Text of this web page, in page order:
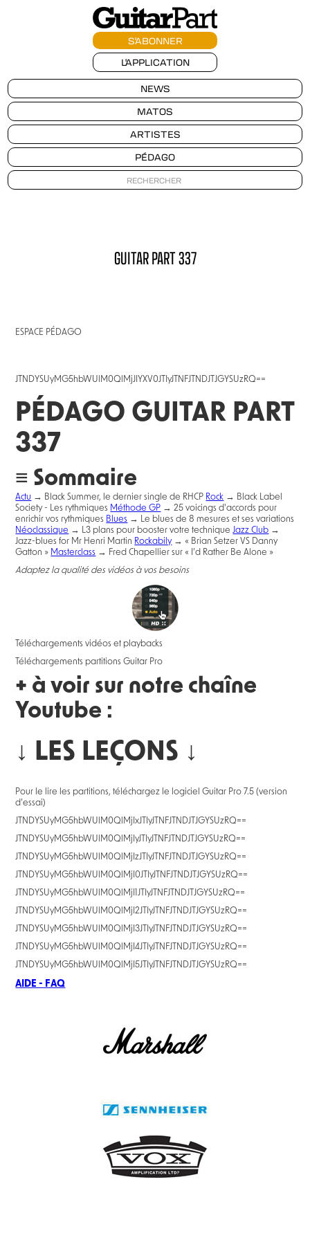
S'ABONNER
L'APPLICATION
NEWS
MATOS
ARTISTES
PÉDAGO
GUITAR PART 337
ESPACE PÉDAGO
JTNDYSUyMG5hbWUlM0QlMjJIYXV0JTIyJTNFJTNDJTJGYSUzRQ==
PÉDAGO GUITAR PART
337
≡ Sommaire
Actu → Black Summer, le dernier single de RHCP Rock → Black Label
Society - Les rythmiques Méthode GP → 25 voicings d'accords pour
enrichir vos rythmiques Blues → Le blues de 8 mesures et ses variations
Néoclassique → L3 plans pour booster votre techniqueJazz Club →
Jazz-blues for Mr Henri Martin Rockabily→ « Brian Setzer VS Danny
Gatton » Masterclass → Fred Chapellier sur « I’d Rather Be Alone »
Adaptez la qualité des vidéos à vos besoins
Téléchargements vidéos et playbacks
Téléchargements partitions Guitar Pro
+ à voir sur notre chaîne
Youtube :
↓ LES LEÇONS ↓
Pour le lire les partitions, téléchargez le logiciel Guitar Pro 7.5 (version
d’essai)
JTNDYSUyMG5hbWUlM0QlMjIxJTIyJTNFJTNDJTJGYSUzRQ==
JTNDYSUyMG5hbWUlM0QlMjIyJTIyJTNFJTNDJTJGYSUzRQ==
JTNDYSUyMG5hbWUlM0QlMjIzJTIyJTNFJTNDJTJGYSUzRQ==
JTNDYSUyMG5hbWUlM0QlMjI0JTIyJTNFJTNDJTJGYSUzRQ==
JTNDYSUyMG5hbWUlM0QlMjI1JTIyJTNFJTNDJTJGYSUzRQ==
JTNDYSUyMG5hbWUlM0QlMjI2JTIyJTNFJTNDJTJGYSUzRQ==
JTNDYSUyMG5hbWUlM0QlMjI3JTIyJTNFJTNDJTJGYSUzRQ==
JTNDYSUyMG5hbWUlM0QlMjI4JTIyJTNFJTNDJTJGYSUzRQ==
JTNDYSUyMG5hbWUlM0QlMjI5JTIyJTNFJTNDJTJGYSUzRQ==
AIDE - FAQ